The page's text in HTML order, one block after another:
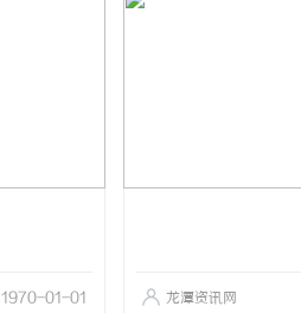
1970-01-01 龙潭资讯网